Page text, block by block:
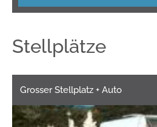
Stellplätze
Grosser Stellplatz + Auto